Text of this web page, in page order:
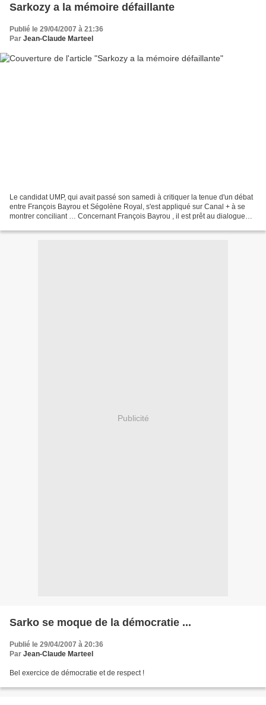
Sarkozy a la mémoire défaillante
Publié le 29/04/2007 à 21:36
Par Jean-Claude Marteel
Le candidat UMP, qui avait passé son samedi à critiquer la tenue d'un débat
entre François Bayrou et Ségolène Royal, s'est appliqué sur Canal + à se
montrer conciliant … Concernant François Bayrou , il est prêt au dialogue
Publicité
Sarko se moque de la démocratie ...
Publié le 29/04/2007 à 20:36
Par Jean-Claude Marteel
Bel exercice de démocratie et de respect !